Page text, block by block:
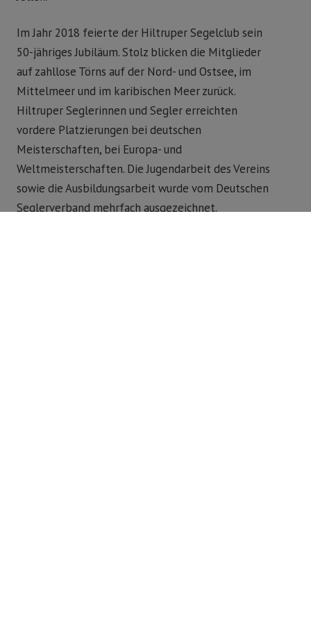
Im Jahr 2018 feierte der Hiltruper Segelclub sein
50-jähriges Jubiläum. Stolz blicken die Mitglieder
auf zahllose Törns auf der Nord- und Ostsee, im
Mittelmeer und im karibischen Meer zurück.
Hiltruper Seglerinnen und Segler erreichten
vordere Platzierungen bei deutschen
Meisterschaften, bei Europa- und
Weltmeisterschaften. Die Jugendarbeit des Vereins
sowie die Ausbildungsarbeit wurde vom Deutschen
Seglerverband mehrfach ausgezeichnet.